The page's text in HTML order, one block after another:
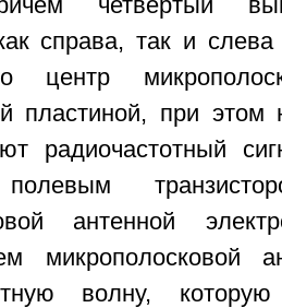
четвертый
справа, так и
центр
пластиной, при этом
радиочастотный
полевым
антенной
микрополосковой
волну,